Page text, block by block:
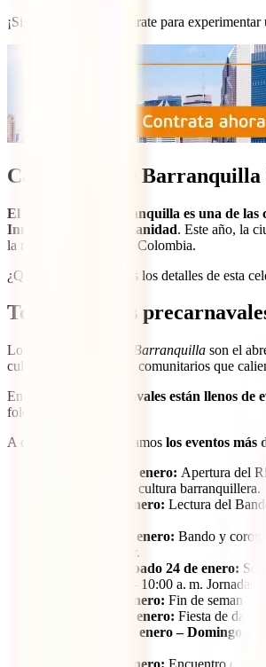
¡Sigue leyendo y prepárate para experimentar
Carnavales de Barranquilla
El Carnaval de Barranquilla es una de las
Inmaterial de la Humanidad. Este año, la
la riqueza folclórica de Colombia.
¿Quieres conocer todos los detalles de esta
Todo sobre los
Los Precarnavales de Barranquilla son el
culturales y encuentros comunitarios que
En 2026,
los precarnavales están llenos
folclor barranquillero.
A continuación te contamos los eventos más
Miércoles 14 de enero: Apertura del
Magdalena en la cultura barranquillera.
Sábado 17 de enero: Lectura del
Domingo 18 de enero: Bando y
tradición familiar.
Viernes 23 y sábado 24 de enero:
Plaza de la Paz – 10:00 a. m.
Sábado 24 de enero: Fin de semana
Domingo 25 de enero: Fiesta de
Miércoles 28 de enero – Domingo 1